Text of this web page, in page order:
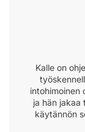
Kalle on
intohimoinen
ja hän
käytännön